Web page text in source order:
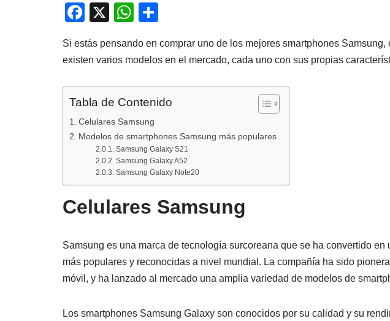
F
c
b
o
o
X
W
at
A
p
p
m
ar
tir
Si estás pensando en comprar uno de los mejores smartphones
existen varios modelos en el mercado, cada uno con sus propias
Tabla de Contenido
Celulares Samsung
Modelos de smartphones Samsung más populares
Samsung Galaxy S21
Samsung Galaxy A52
Samsung Galaxy Note20
Celulares Samsung
Samsung es una marca de tecnología surcoreana que se ha convertido
más populares y reconocidas a nivel mundial. La compañía ha sido
móvil, y ha lanzado al mercado una amplia variedad de modelos de
Los smartphones Samsung Galaxy son conocidos por su calidad y su